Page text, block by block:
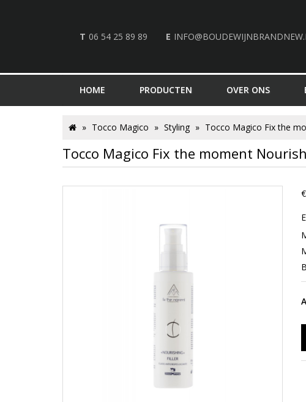
T 06 54 25 89 89 E
HOME PRODUCTEN OVER ONS
Tocco Magico Fix the moment
Tocco Magico Styling Tocco Magico Fix the